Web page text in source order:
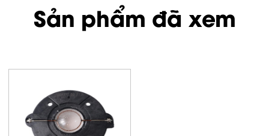
Sản phẩm đã xem